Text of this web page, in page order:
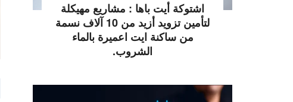
اشتوكة أيت باها : مشاريع مهيكلة
لتأمين تزويد أزيد من 10 آلاف نسمة
من ساكنة ايت اعميرة بالماء
الشروب.